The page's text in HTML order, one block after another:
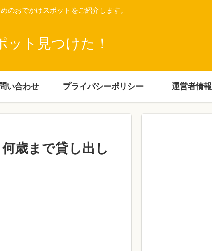
のおでかけスポットをご紹介します。
ット見つけた！
い合わせ プライバシーポリシー 運営者情報
歳まで貸し出し